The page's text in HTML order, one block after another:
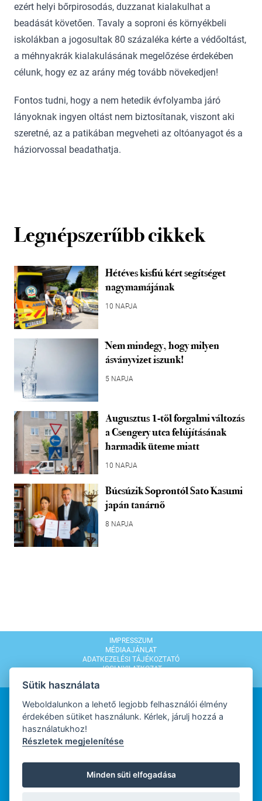
ezért helyi bőrpirosodás, duzzanat kialakulhat a
beadását követően. Tavaly a soproni és környékbeli
iskolákban a jogosultak 80 százaléka kérte a védőoltást,
a méhnyakrák kialakulásának megelőzése érdekében
célunk, hogy ez az arány még tovább növekedjen!
Fontos tudni, hogy a nem hetedik évfolyamba járó
lányoknak ingyen oltást nem biztosítanak, viszont aki
szeretné, az a patikában megveheti az oltóanyagot és a
háziorvossal beadathatja.
Legnépszerűbb cikkek
Hétéves kisfiú kért segítséget
nagymamájának
10 NAPJA
Nem mindegy, hogy milyen
ásványvizet iszunk!
5 NAPJA
Augusztus 1-től forgalmi változás
a Csengery utca felújításának
harmadik üteme miatt
10 NAPJA
Búcsúzik Soprontól Sato Kasumi
japán tanárnő
8 NAPJA
IMPRESSZUM
MÉDIAAJÁNLAT
ADATKEZELÉSI TÁJÉKOZTATÓ
JOGI NYILATKOZAT
WEBDESIGN
WEBFEJLESZTŐ
Sütik használata
Weboldalunkon a lehető legjobb felhasználói élmény
érdekében sütiket használunk. Kérlek, járulj hozzá a
használatukhoz!
Részletek megjelenítése
Minden süti elfogadása